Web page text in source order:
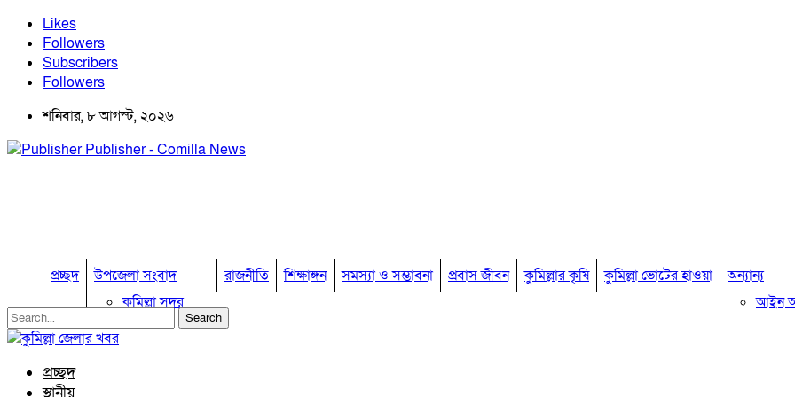
Likes
Followers
Subscribers
Followers
শনিবার, ৮ আগস্ট, ২০২৬
Publisher - Comilla News
প্রচ্ছদ
উপজেলা সংবাদ
কুমিল্লা সদর
কুমিল্লা সদর দক্ষিণ
রাজনীতি শিক্ষাঙ্গন সমস্যা ও সম্ভাবনা প্রবাস জীবন কুমিল্লার কৃষি কুমিল্লা ভোটের হাওয়া
অন্যান্য
আইন
প্রচ্ছদ